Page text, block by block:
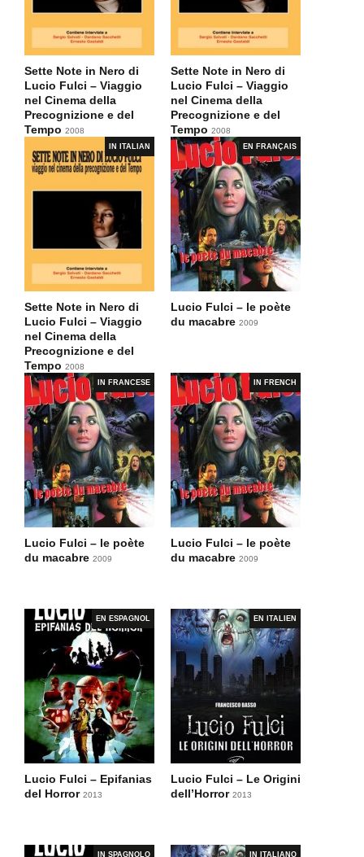
Sette Note in Nero di
Lucio Fulci – Viaggio
nel Cinema della
Precognizione e del
Tempo 2008
Sette Note in Nero di
Lucio Fulci – Viaggio
nel Cinema della
Precognizione e del
Tempo 2008
IN ITALIAN
Sette Note in Nero di
Lucio Fulci – Viaggio
nel Cinema della
Precognizione e del
Tempo 2008
EN FRANÇAIS
Lucio Fulci – le poète
du macabre 2009
IN FRANCESE
Lucio Fulci – le poète
du macabre 2009
IN FRENCH
Lucio Fulci – le poète
du macabre 2009
EN ESPAGNOL
Lucio Fulci – Epifanias
del Horror 2013
EN ITALIEN
Lucio Fulci – Le Origini
dell’Horror 2013
IN SPAGNOLO IN ITALIANO